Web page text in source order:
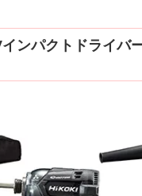
ンパクトドライバ